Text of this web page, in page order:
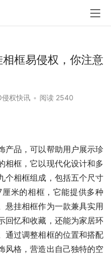
框易侵权，你注意
侵权快讯 • 阅读 2540
产品，可以帮助用户展示珍
相框，它以现代化设计和多
个相框组成，包括五个尺寸
米的相框，它能提供多种
悬挂相框作为一款兼具实用
回忆和收藏，还能为家居环
通过调整相框的位置和搭配
风格，营造出自己独特的空